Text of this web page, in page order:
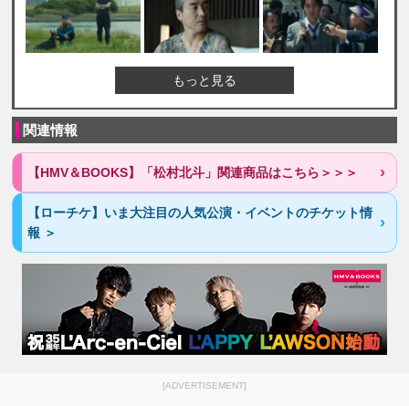
もっと見る
関連情報
【HMV＆BOOKS】「松村北斗」関連商品はこちら＞＞＞
【ローチケ】いま大注目の人気公演・イベントのチケット情
報 ＞
[ADVERTISEMENT]